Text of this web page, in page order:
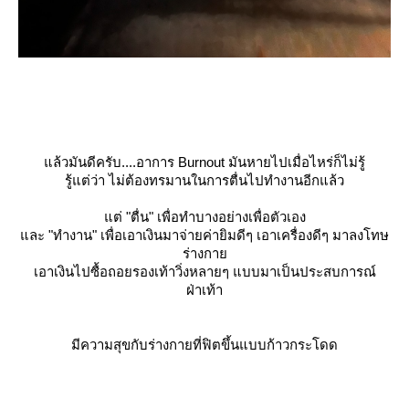
ล้วมันดีครับ....อาการ Burnout มันหายไปเมื่อไหร่ก็ไม่รู้
รู้แต่ว่า ไม่ต้องทรมานในการตื่นไปทำงานอีกแล้ว
ต่ "ตื่น" เพื่อทำบางอย่างเพื่อตัวเอง
ละ "ทำงาน" เพื่อเอาเงินมาจ่ายค่ายิมดีๆ เอาเครื่องดีๆ มาลงโทษ
ร่างกา
เอาเงินไปซื้อถอยรองเท้าวิ่งหลายๆ แบบมาเป็นประสบการณ์
ฝ่าเท้า
มีความสุขกับร่างกายที่ฟิตขึ้นแบบก้าวกระโดด